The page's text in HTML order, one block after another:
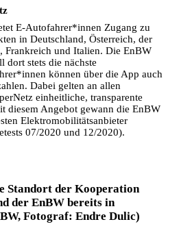
E-Autofahrer*innen Zugang zu
in Deutschland, Österreich, der
Frankreich und Italien. Die EnBW
stets die nächste
können über die App auch
Dabei gelten an allen
einheitliche, transparente
diesem Angebot gewann die EnBW
Elektromobilitätsanbieter
07/2020 und 12/2020).
Standort der Kooperation
der EnBW bereits in
Fotograf: Endre Dulic)